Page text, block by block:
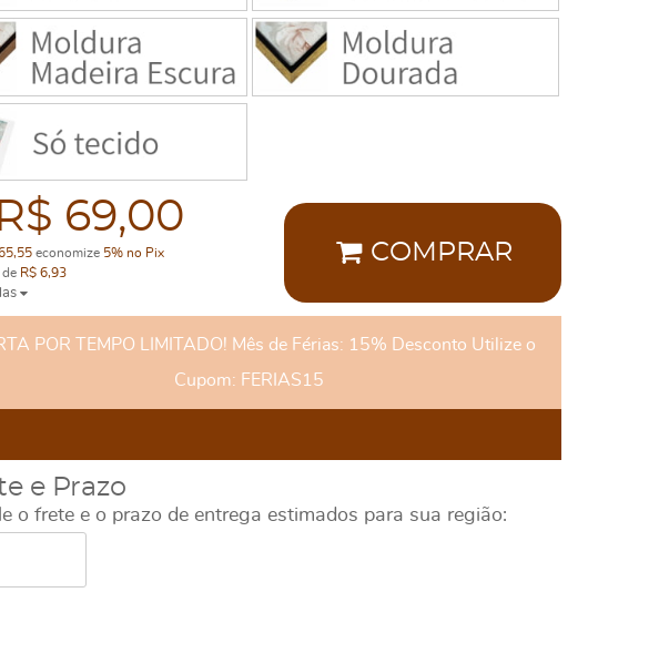
R$ 69,00
economize 5% no Pix
R$ 6,93
COMPRAR
POR TEMPO LIMITADO! Mês de Férias: 15% Desconto Utilize o
Cupom: FERIAS15
e Prazo
o frete e o prazo de entrega estimados para sua região: